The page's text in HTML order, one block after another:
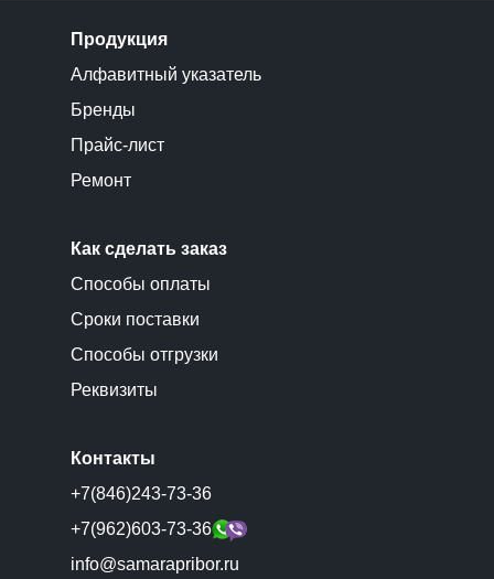
Продукция
Алфавитный указатель
Бренды
Прайс-лист
Ремонт
Как сделать заказ
Способы оплаты
Сроки поставки
Способы отгрузки
Реквизиты
Контакты
+7(846)243-73-36
+7(962)603-73-36
info@samarapribor.ru